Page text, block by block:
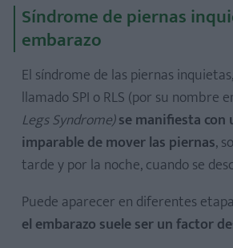
Síndrome de piernas
embarazo
El síndrome de las piernas
llamado SPI o RLS (por su nombre
Legs Syndrome)se manifiesta con
imparable de mover las piernas,
tarde y por la noche, cuando se
Puede aparecer en diferentes
el embarazo suele ser un factor